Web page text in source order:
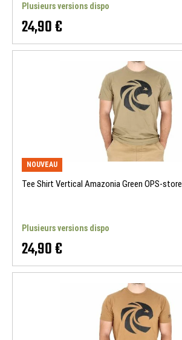
Plusieurs versions dispo
24,90 €
NOUVEAU
Tee Shirt Vertical Amazonia Green OPS-store
Plusieurs versions dispo
24,90 €